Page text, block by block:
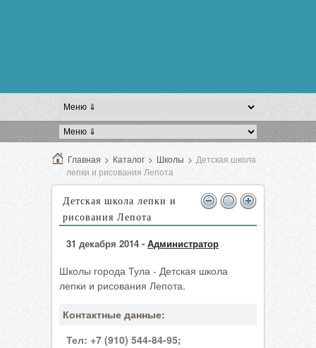
Главная > Каталог > Школы > Детская школа
лепки и рисования Лепота
Детская школа лепки и
рисования Лепота
31 декабря 2014 - Администратор
Школы города Тула - Детская школа
лепки и рисования Лепота.
Контактные данные:
Тел: +7 (910) 544-84-95;